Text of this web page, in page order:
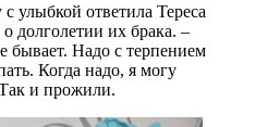
улыбкой ответила Тереса
долголетии их брака. –
бывает. Надо с терпением
Когда надо, я могу
и прожили.